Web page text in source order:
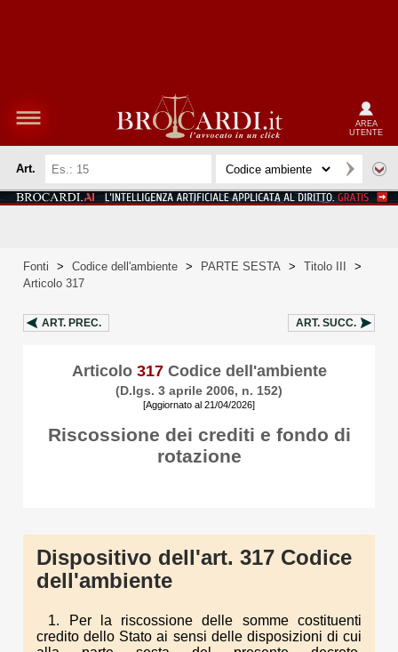
AREA
UTENTE
Art.
Fonti > Codice dell'ambiente > PARTE SESTA > Titolo III
>
Articolo 317
ART. PREC. ART. SUCC.
Articolo 317Codice dell'ambiente
(D.lgs. 3 aprile 2006, n. 152)
[Aggiornato al 21/04/2026]
Riscossione dei crediti e fondo di
rotazione
Dispositivo dell'art. 317 Codice
dell'ambiente
1. Per la riscossione delle somme costituenti
credito dello Stato ai sensi delle disposizioni di cui